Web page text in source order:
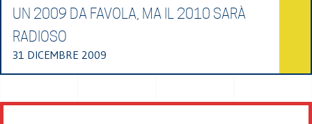
UN 2009 DA FAVOLA, MA IL 2010 SARÀ
RADIOSO
31 DICEMBRE 2009